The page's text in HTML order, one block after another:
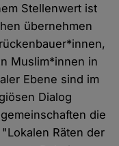
Stellenwert ist
übernehmen
Muslim*innen in
Ebene sind im
Dialog
die
Räten der